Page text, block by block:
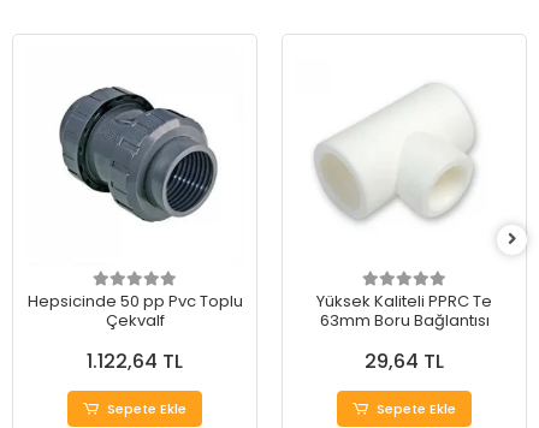
Hepsicinde 50 pp Pvc Toplu
Çekvalf
1.122,64 TL
Sepete Ekle
Yüksek Kaliteli PPRC Te
63mm Boru Bağlantısı
29,64 TL
Sepete Ekle